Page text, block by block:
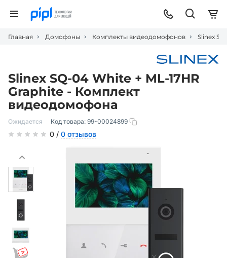
Главная Домофоны Комплекты видеодомофонов Slinex
Slinex SQ-04 White + ML-17HR
Graphite - Комплект
видеодомофона
Ожидается Код товара: 99-00024899
0 / 0 отзывов